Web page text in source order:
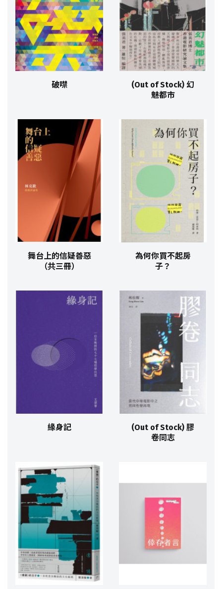
破噤
(Out of Stock) 幻
魅都市
舞台上的信疑善惡
（共三冊）
為何你買不起房
子？
緣身記
(Out of Stock) 膠
卷同志